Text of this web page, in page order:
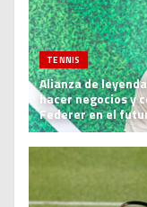
TENNIS
Alianza de
hacer negocios y
Federer en el